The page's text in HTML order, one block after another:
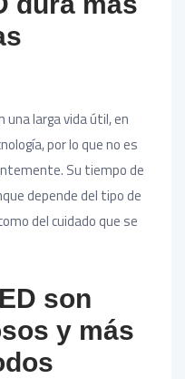
una larga vida útil, en
por lo que no es
Su tiempo de
depende del tipo de
del cuidado que se
son
y más